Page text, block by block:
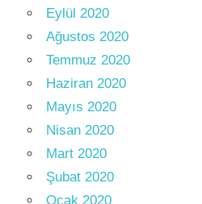
Eylül 2020
Ağustos 2020
Temmuz 2020
Haziran 2020
Mayıs 2020
Nisan 2020
Mart 2020
Şubat 2020
Ocak 2020